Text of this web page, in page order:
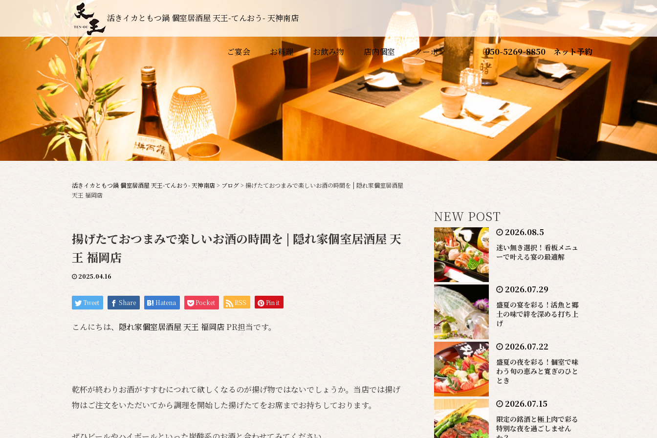
活きイカともつ鍋 個室居酒屋 天王-てんおう- 天神南店
ご宴会 お料理 お飲み物 店内個室 クーポン 050-5269-8850 ネット予約
活きイカともつ鍋 個室居酒屋 天王-てんおう- 天神南店> ブログ> 揚げたておつまみで楽しいお酒の時間を | 隠れ家個室居酒屋
天王 福岡店
揚げたておつまみで楽しいお酒の時間を | 隠れ家個室居酒屋 天
王 福岡店
2025.04.16
Tweet Share Hatena Pocket RSS Pin it
こんにちは、 隠れ家個室居酒屋 天王 福岡店 PR担当です。
乾杯が終わりお酒がすすむにつれて欲しくなるのが揚げ物ではないでしょうか。当店では揚げ
物はご注文をいただいてから調理を開始した揚げたてをお席までお持ちしております。
NEW POST
2026.08.5
迷い無き選択！看板メニュ
ーで叶える宴の最適解
2026.07.29
盛夏の宴を彩る！活魚と郷
土の味で絆を深める打ち上
げ
2026.07.22
盛夏の夜を彩る！個室で味
わう旬の恵みと寛ぎのひと
とき
2026.07.15
限定の銘酒と極上肉で彩る
特別な夜を過ごしません